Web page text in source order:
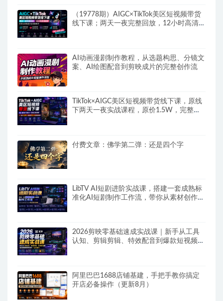
（19778期）AIGC×TikTok美区短视频带货
线下课；两天一夜完整回放，12小时高清视
AI动画漫剧制作教程，从选题构思、分镜文
案、AI绘图配音到剪映成片的完整创作流
TikTok×AIGC美区短视频带货线下课，原线
下两天一夜实战课程，原价1.5W，完整收
付费文章：佛学第二弹：还是四个字
LibTV AI短剧进阶实战课，搭建一套成熟标
准化AI短剧制作工作流，带你从素材创作走
2026剪映零基础速成实战课｜新手从工具
认知、剪辑剪辑、特效配音到爆款短视频完
阿里巴巴1688店铺基建，手把手教你搞定
开店必备操作（更新8月）